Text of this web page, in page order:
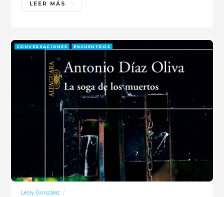
LEER MÁS
Lesly González
CONVERSACIONES ENCUENTROS